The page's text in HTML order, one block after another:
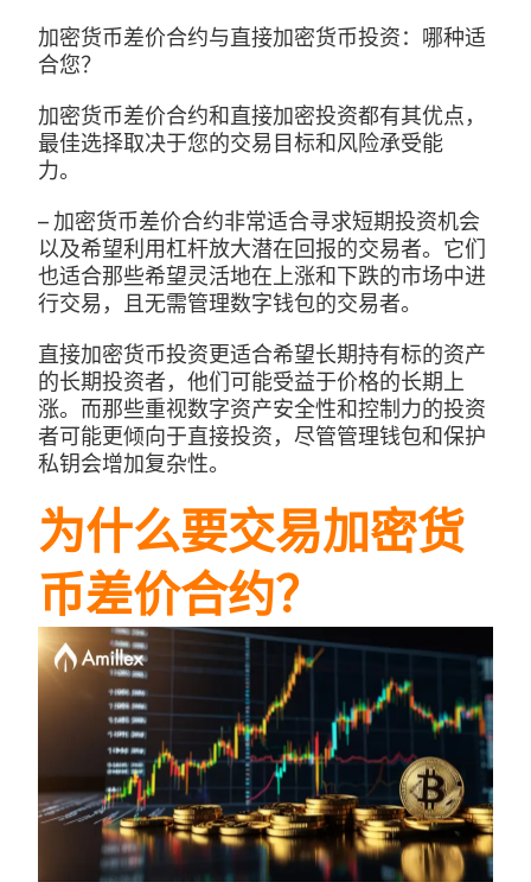
加密货币差价合约与直接加密货币投资：哪种适
合您？
加密货币差价合约和直接加密投资都有其优点，
最佳选择取决于您的交易目标和风险承受能
力。
– 加密货币差价合约非常适合寻求短期投资机会
以及希望利用杠杆放大潜在回报的交易者。它们
也适合那些希望灵活地在上涨和下跌的市场中进
行交易，且无需管理数字钱包的交易者。
直接加密货币投资更适合希望长期持有标的资产
的长期投资者，他们可能受益于价格的长期上
涨。而那些重视数字资产安全性和控制力的投资
者可能更倾向于直接投资，尽管管理钱包和保护
私钥会增加复杂性。
为什么要交易加密货
币差价合约？